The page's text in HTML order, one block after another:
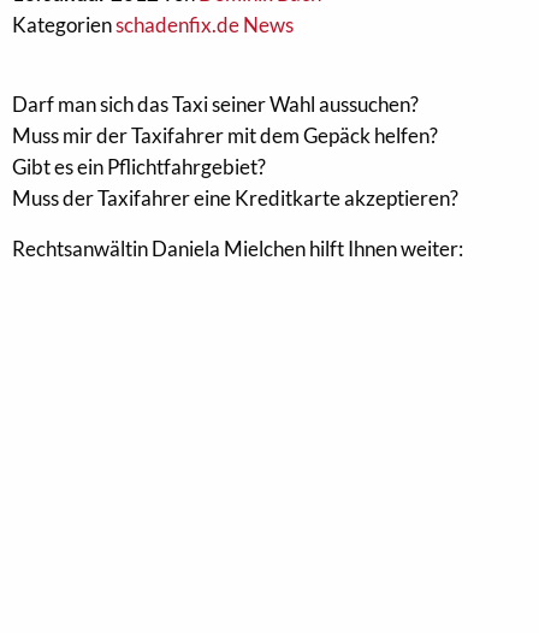
Kategorienschadenfix.de News
Darf man sich das Taxi seiner Wahl aussuchen?
Muss mir der Taxifahrer mit dem Gepäck helfen?
Gibt es ein Pflichtfahrgebiet?
Muss der Taxifahrer eine Kreditkarte akzeptieren?
Rechtsanwältin Daniela Mielchen hilft Ihnen weiter: